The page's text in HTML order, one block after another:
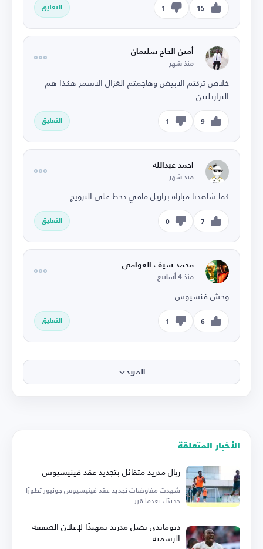
15
1 التعليق
أمين الحاج سليمان
منذ شهر
خلاص تركتم الابيض وهاجمتم الغزال الاسمر هكذا هم
البرازيليين..
9
1 التعليق
احمد عبدالله
منذ شهر
كما شاهدنا مباراه برازيل مافي دخط على النرويج
7
0 التعليق
محمد سيف العوامي
منذ 4 أسابيع
وحش فنسيوس
6
1 التعليق
المزيد
الأخبار المتعلقة
ريال مدريد متفائل بتجديد عقد فينيسيوس
شهدت مفاوضات تجديد عقد فينيسيوس جونيور تطورًا
جديدًا، بعدما قرر
ديوماندي يصل مدريد تمهيدًا لإعلان الصفقة
الرسمية